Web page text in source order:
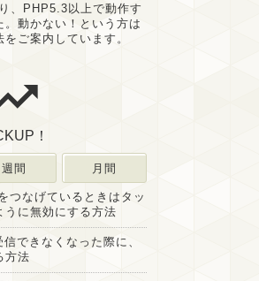
、PHP5.3以上で動作す
。動かない！という方は
ご案内しています。
！
週間 月間
つなげているときはタッ
うに無効にする方法
できなくなった際に、
方法